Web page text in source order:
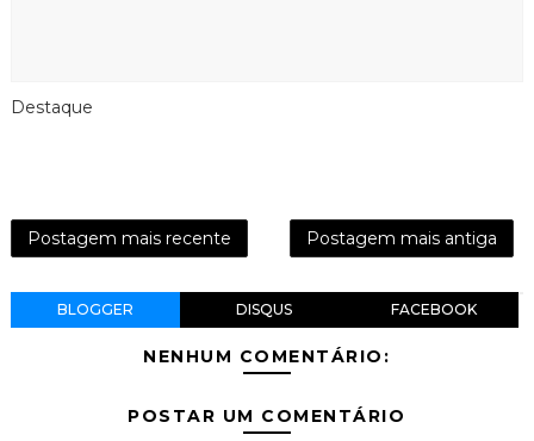
Destaque
Postagem mais recente Postagem mais antiga
BLOGGER DISQUS FACEBOOK
NENHUM COMENTÁRIO:
POSTAR UM COMENTÁRIO